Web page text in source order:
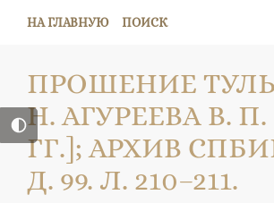
НА ГЛАВНУЮ ПОИСК
ПРОШЕНИЕ
Н. АГУРЕЕВА В.
ГГ.]; АРХИВ
Д. 99. Л. 210–211.